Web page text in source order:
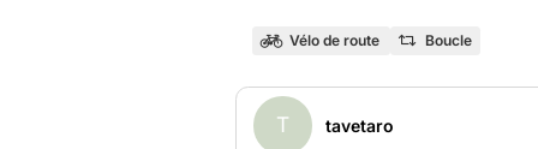
Vélo de route Boucle
T tavetaro